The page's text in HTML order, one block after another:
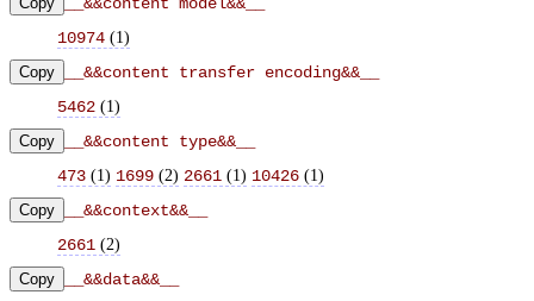
10974 (1)
Copy
__&&content transfer encoding&&__
5462 (1)
Copy
__&&content type&&__
473 (1) 1699 (2) 2661 (1) 10426 (1)
Copy
__&&context&&__
2661 (2)
Copy
__&&data&&__